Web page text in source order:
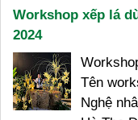
Workshop xếp lá
2024
Tên
Nghệ